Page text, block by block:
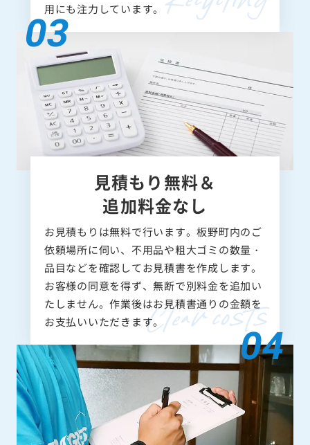
用にも注力しています。
見積もり無料＆
追加料金なし
お見積もりは無料で行います。板野町内のご
依頼場所に伺い、不用品や粗大ゴミの数量・
品目などを確認してお見積書を作成します。
お客様の同意を得ず、無断で別料金を追加い
たしません。作業後はお見積書通りの金額を
お支払いいただきます。